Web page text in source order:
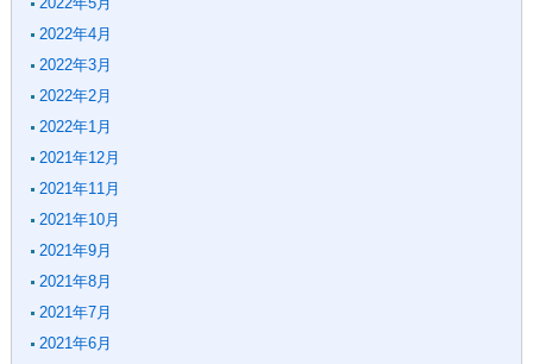
2022年4月
2022年3月
2022年2月
2022年1月
2021年12月
2021年11月
2021年10月
2021年9月
2021年8月
2021年7月
2021年6月